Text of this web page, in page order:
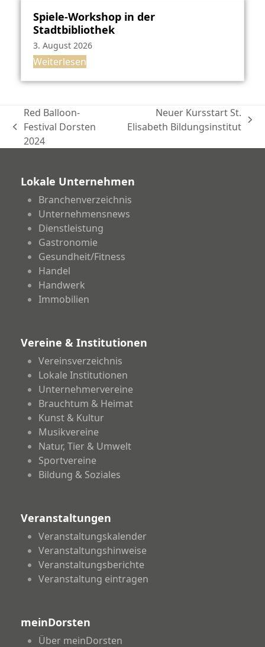
Spiele-Workshop in der
Stadtbibliothek
3. August 2026
Weiterlesen
vorheriger
Beitrag:
Red Balloon-
Festival Dorsten
2024
Nächster
Neuer Kursstart St.
Elisabeth Bildungsinstitut
Lokale Unternehmen
Branchenverzeichnis
Unternehmensnews
Dienstleistung
Gastronomie
Gesundheit/Fitness
Handel
Handwerk
Immobilien
Vereine & Institutionen
Vereinsverzeichnis
Lokale Institutionen
Unternehmervereine
Brauchtum & Heimat
Kunst & Kultur
Musikvereine
Natur, Tier & Umwelt
Sportvereine
Bildung & Soziales
Veranstaltungen
Veranstaltungskalender
Veranstaltungshinweise
Veranstaltungsberichte
Veranstaltung eintragen
meinDorsten
Über meinDorsten